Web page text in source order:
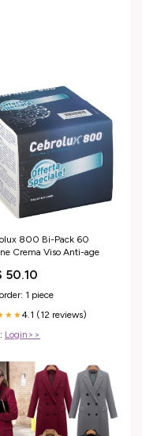
800 Bi-Pack 60
Crema Viso Anti-age
50.10
1 piece
4.1 (12 reviews)
Login>>